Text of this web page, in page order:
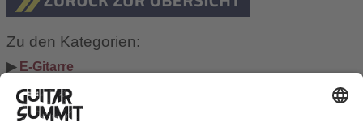
Zu den Kategorien:
▶ E-Gitarre
Bass
▶ Akustikgitarre